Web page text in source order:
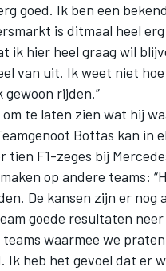
goed. Ik ben een
is ditmaal heel
ik hier heel graag wil
van uit. Ik weet niet
rijden.”
te laten zien wat hij
Bottas kan in
tien F1-zeges bij
op andere teams:
De kansen zijn er nog
goede resultaten
teams waarmee we
Ik heb het gevoel dat er